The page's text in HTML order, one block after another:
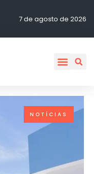
7 de agosto de 2026
NOTÍCIAS